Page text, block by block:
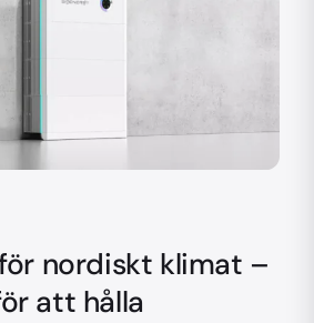
nordiskt klimat –
att hålla